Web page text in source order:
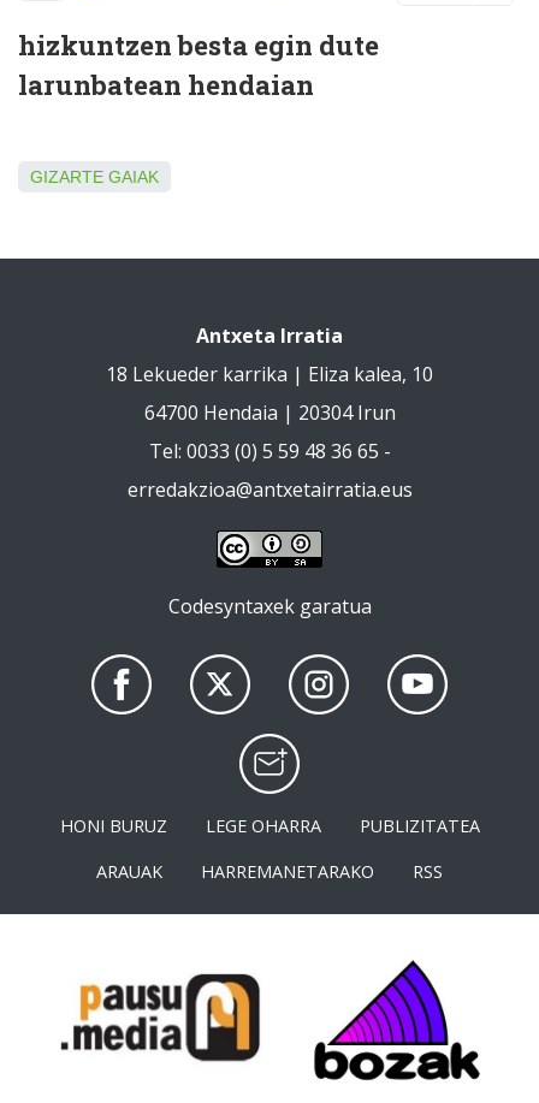
hizkuntzen besta egin dute
larunbatean hendaian
GIZARTE GAIAK
Antxeta Irratia
18 Lekueder karrika | Eliza kalea, 10
64700 Hendaia | 20304 Irun
Tel: 0033 (0) 5 59 48 36 65 -
erredakzioa@antxetairratia.eus
Codesyntaxek garatua
HONI BURUZ LEGE OHARRA
PUBLIZITATEA
ARAUAK
HARREMANETARAKO RSS